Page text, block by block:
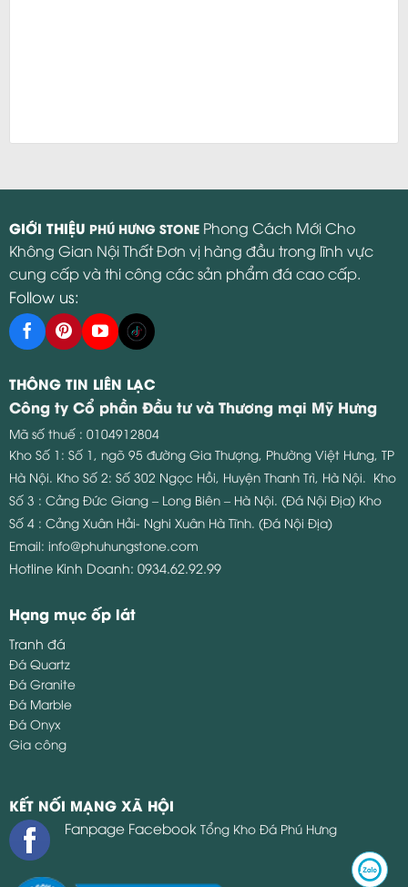
GIỚI THIỆU PHÚ HƯNG STONE Phong Cách Mới Cho
Không Gian Nội Thất Đơn vị hàng đầu trong lĩnh vực
cung cấp và thi công các sản phẩm đá cao cấp.
Follow us:
THÔNG TIN LIÊN LẠC
Công ty Cổ phần Đầu tư và Thương mại Mỹ Hưng
Mã số thuế : 0104912804
Kho Số 1: Số 1, ngõ 95 đường Gia Thượng, Phường Việt Hưng, TP
Hà Nội. Kho Số 2: Số 302 Ngọc Hồi, Huyện Thanh Trì, Hà Nội. Kho
Số 3 : Cảng Đức Giang – Long Biên – Hà Nội. (Đá Nội Địa) Kho
Số 4 : Cảng Xuân Hải- Nghi Xuân Hà Tĩnh. (Đá Nội Địa)
Email: info@phuhungstone.com
Hotline Kinh Doanh: 0934.62.92.99
Hạng mục ốp lát
Tranh đá
Đá Quartz
Đá Granite
Đá Marble
Đá Onyx
Gia công
KẾT NỐI MẠNG XÃ HỘI
Fanpage Facebook Tổng Kho Đá Phú Hưng